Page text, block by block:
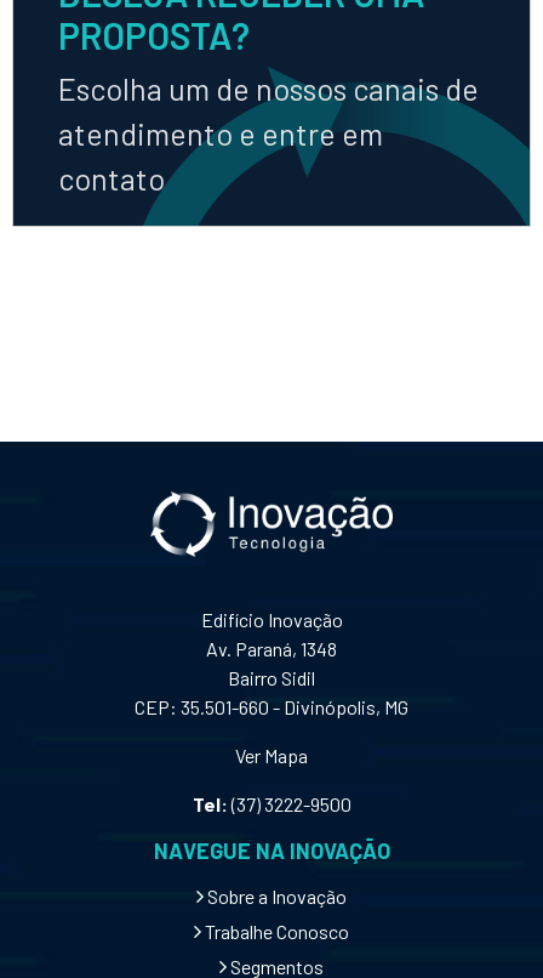
PROPOSTA?
Escolha um de nossos canais de
atendimento e entre em
contato
Edifício Inovação
Av. Paraná, 1348
Bairro Sidil
CEP: 35.501-660 - Divinópolis, MG
Ver Mapa
Tel:(37) 3222-9500
NAVEGUE NA INOVAÇÃO
Sobre a Inovação
Trabalhe Conosco
Segmentos